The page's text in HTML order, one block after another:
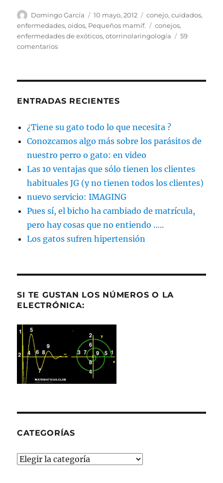
Autor
Domingo García
Publicado
el
10 mayo, 2012 Categorías
conejo,cuidados,
enfermedades,oidos, Pequeños mamíf. Etiquetas
conejos,
enfermedades de exóticos,otorrinolaringología
59
comentariosen
de
ENTRADAS RECIENTES
¿Tiene su gato todo lo que necesita ?
Conozcamos algo más sobre los parásitos de
nuestro perro o gato: en video
Las 10 ventajas que sólo tienen los clientes
habituales JG (y no tienen todos los clientes)
nuevo servicio: IMAGING
Pues sí, el bicho ha cambiado de matrícula,
pero hay cosas que no entiendo …..
Los gatos sufren hipertensión
SI TE GUSTAN LOS NÚMEROS O LA
ELECTRÓNICA:
CATEGORÍAS
Categorías